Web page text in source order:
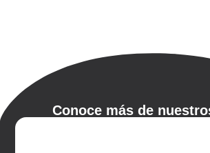
Conoce más de